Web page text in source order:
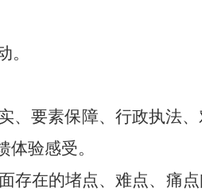
。
、要素保障、行政执法
体验感受。
存在的堵点、难点、痛